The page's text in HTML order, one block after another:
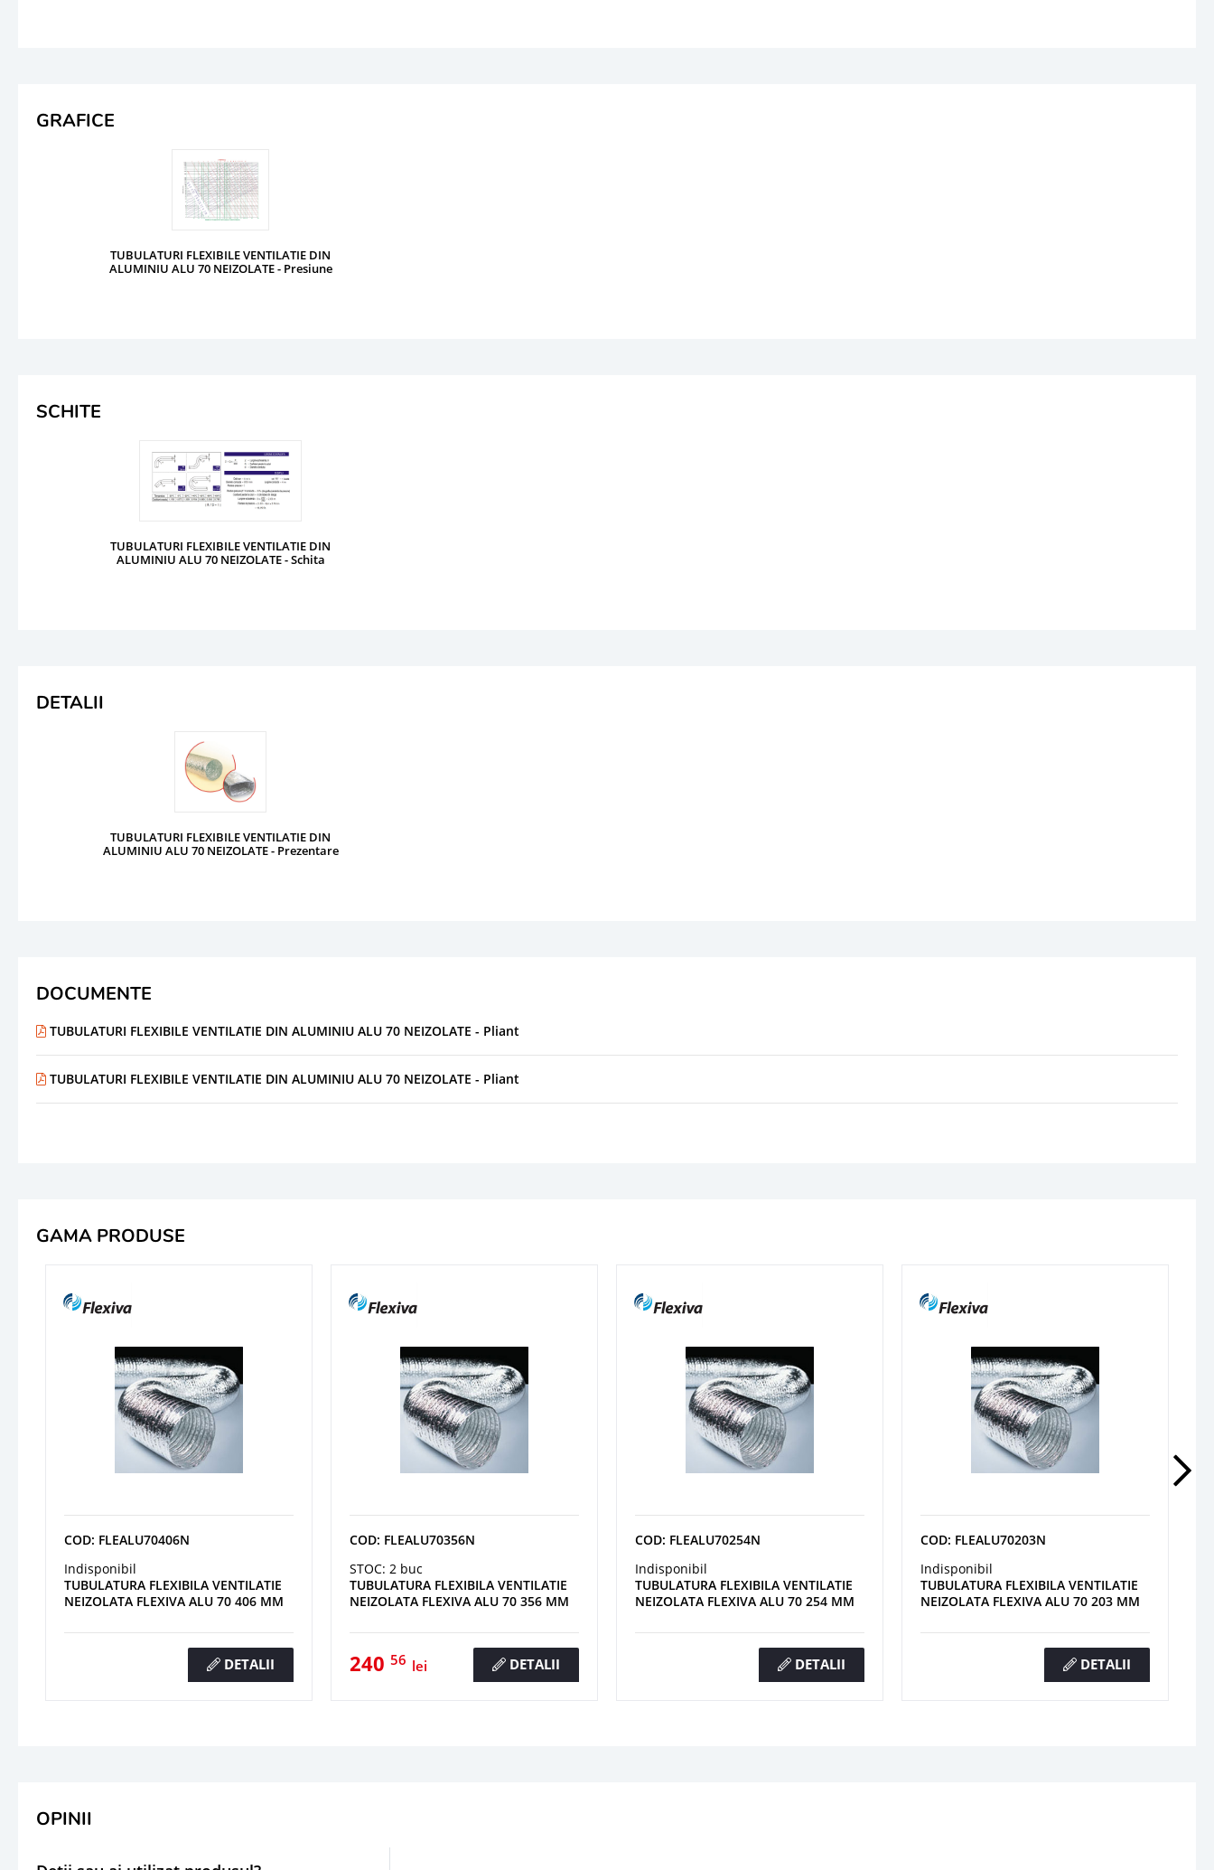
GRAFICE
TUBULATURI FLEXIBILE VENTILATIE DIN
ALUMINIU ALU 70 NEIZOLATE - Presiune
SCHITE
TUBULATURI FLEXIBILE VENTILATIE DIN
ALUMINIU ALU 70 NEIZOLATE - Schita
DETALII
TUBULATURI FLEXIBILE VENTILATIE DIN
ALUMINIU ALU 70 NEIZOLATE - Prezentare
DOCUMENTE
TUBULATURI FLEXIBILE VENTILATIE DIN ALUMINIU ALU 70 NEIZOLATE - Pliant
TUBULATURI FLEXIBILE VENTILATIE DIN ALUMINIU ALU 70 NEIZOLATE - Pliant
GAMA PRODUSE
COD: FLEALU70406N
Indisponibil
TUBULATURA FLEXIBILA VENTILATIE
NEIZOLATA FLEXIVA ALU 70 406 MM
DETALII
COD: FLEALU70356N
STOC: 2 buc
TUBULATURA FLEXIBILA VENTILATIE
NEIZOLATA FLEXIVA ALU 70 356 MM
240 56 lei DETALII
COD: FLEALU70254N
Indisponibil
TUBULATURA FLEXIBILA VENTILATIE
NEIZOLATA FLEXIVA ALU 70 254 MM
DETALII
COD: FLEALU70203N
Indisponibil
TUBULATURA FLEXIBILA VENTILATIE
NEIZOLATA FLEXIVA ALU 70 203 MM
DETALII
OPINII